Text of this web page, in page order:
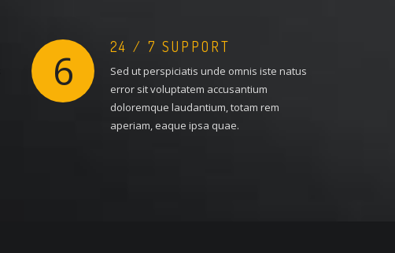
6 24 / 7 SUPPORT
Sed ut perspiciatis unde omnis iste natus
error sit voluptatem accusantium
doloremque laudantium, totam rem
aperiam, eaque ipsa quae.